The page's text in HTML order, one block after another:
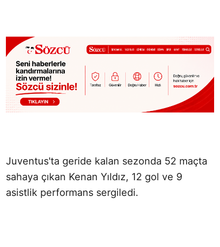
Juventus'ta geride kalan sezonda 52 maçta
sahaya çıkan Kenan Yıldız, 12 gol ve 9
asistlik performans sergiledi.